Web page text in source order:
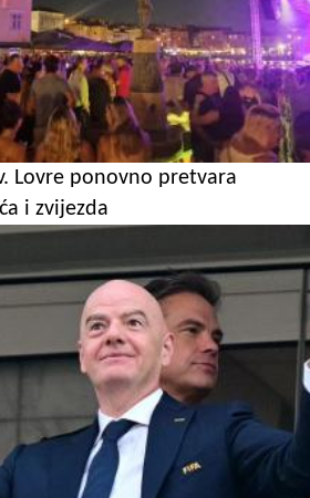
Lovre ponovno pretvara
i zvijezda